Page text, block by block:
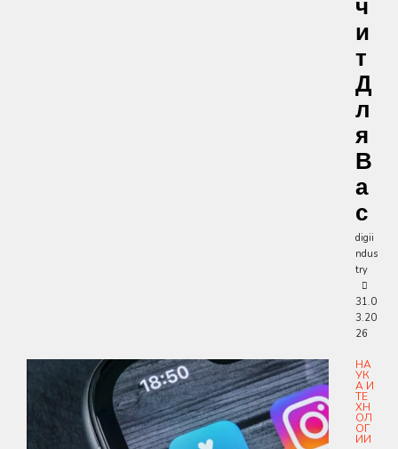
Ч
И
Т
Д
Л
Я
В
А
С
digii
ndus
try
31.0
3.20
26
НА
УК
А И
ТЕ
ХН
ОЛ
ОГ
ИИ